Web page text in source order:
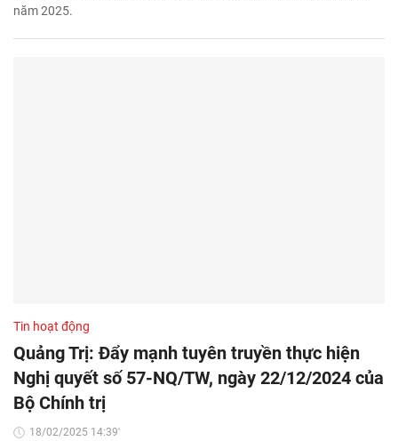
năm 2025.
Tin hoạt động
Quảng Trị: Đẩy mạnh tuyên truyền thực hiện
Nghị quyết số 57-NQ/TW, ngày 22/12/2024 của
Bộ Chính trị
18/02/2025 14:39'